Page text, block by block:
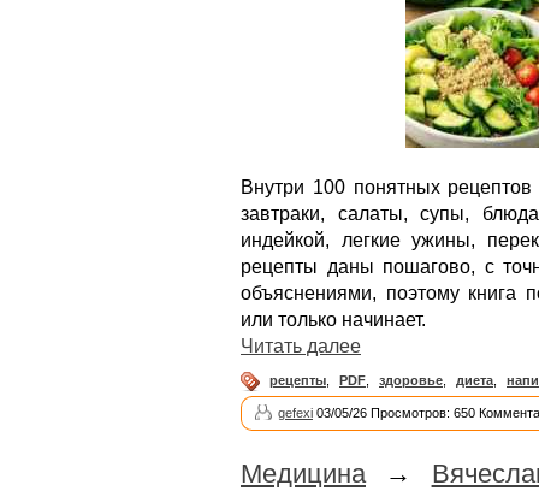
Внутри 100 понятных
завтраки, салаты, супы,
индейкой, легкие ужины,
рецепты даны пошагово, с
объяснениями, поэтому книга
или только начинает.
Читать далее
рецепты PDF здоровье диета
gefexi 03/05/26 Просмотров: 650
Медицина→